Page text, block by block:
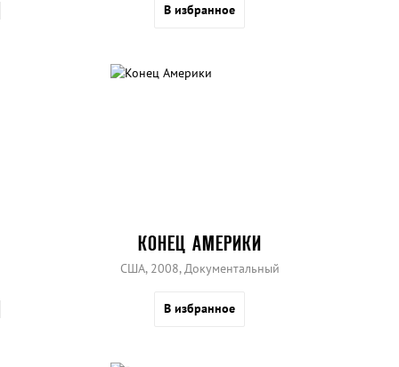
В избранное
КОНЕЦ АМЕРИКИ
США, 2008, Документальный
В избранное